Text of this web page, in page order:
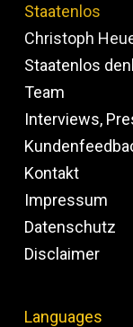
Staatenlos
Christoph
Staatenlos
Team
Interviews,
Kontakt
Impressum
Datenschutz
Disclaimer
Languages